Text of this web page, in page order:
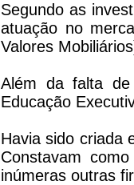
Segundo as
atuação no
Valores
Além da falta de
Educação
Havia sido criada
Constavam
inúmeras outras